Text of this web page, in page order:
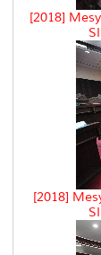
[2018]
[2018]